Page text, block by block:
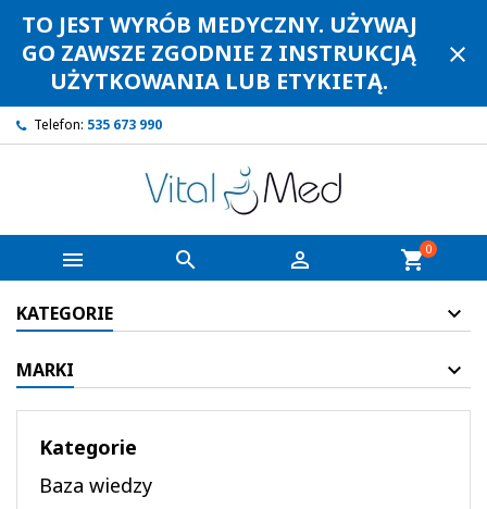
TO JEST WYRÓB MEDYCZNY. UŻYWAJ
GO ZAWSZE ZGODNIE Z INSTRUKCJĄ
UŻYTKOWANIA LUB ETYKIETĄ.
close
Telefon: 535 673 990
   shopping_cart0
KATEGORIE
MARKI
Kategorie
Baza wiedzy